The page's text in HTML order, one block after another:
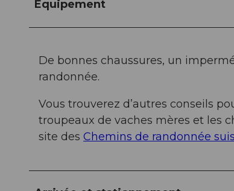
Equipement
De bonnes chaussures, un
randonnée.
Vous trouverez d’autres conseils
troupeaux de vaches mères et les
site des Chemins de randonnée